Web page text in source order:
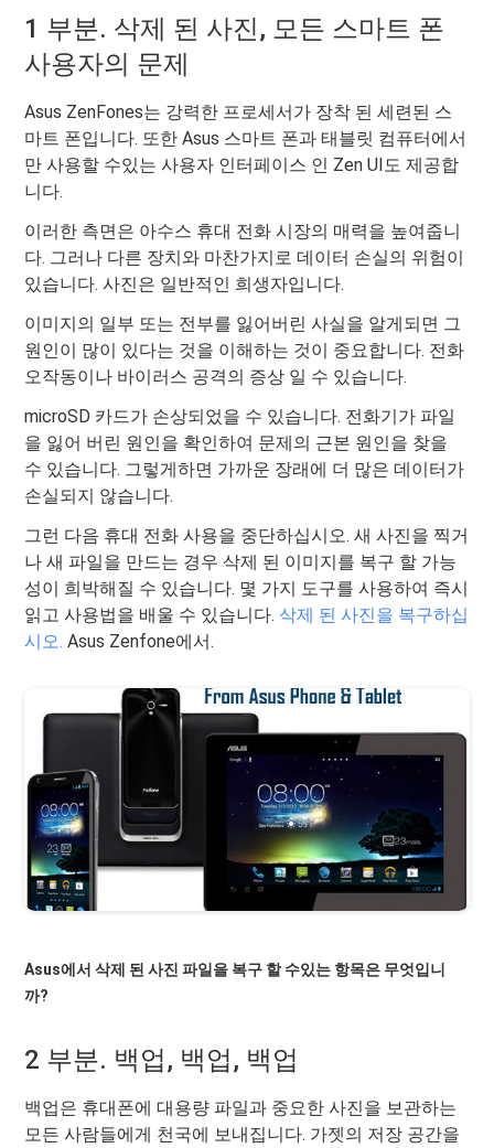
1 부분. 삭제 된 사진, 모든 스마트 폰
사용자의 문제
Asus ZenFones는 강력한 프로세서가 장착 된 세련된 스
마트 폰입니다. 또한 Asus 스마트 폰과 태블릿 컴퓨터에서
만 사용할 수있는 사용자 인터페이스 인 Zen UI도 제공합
니다.
이러한 측면은 아수스 휴대 전화 시장의 매력을 높여줍니
다. 그러나 다른 장치와 마찬가지로 데이터 손실의 위험이
있습니다. 사진은 일반적인 희생자입니다.
이미지의 일부 또는 전부를 잃어버린 사실을 알게되면 그
원인이 많이 있다는 것을 이해하는 것이 중요합니다. 전화
오작동이나 바이러스 공격의 증상 일 수 있습니다.
microSD 카드가 손상되었을 수 있습니다. 전화기가 파일
을 잃어 버린 원인을 확인하여 문제의 근본 원인을 찾을
수 있습니다. 그렇게하면 가까운 장래에 더 많은 데이터가
손실되지 않습니다.
그런 다음 휴대 전화 사용을 중단하십시오. 새 사진을 찍거
나 새 파일을 만드는 경우 삭제 된 이미지를 복구 할 가능
성이 희박해질 수 있습니다. 몇 가지 도구를 사용하여 즉시
읽고 사용법을 배울 수 있습니다. 삭제 된 사진을 복구하십
시오. Asus Zenfone에서.
Asus에서 삭제 된 사진 파일을 복구 할 수있는 항목은 무엇입니
까?
2 부분. 백업, 백업, 백업
백업은 휴대폰에 대용량 파일과 중요한 사진을 보관하는
모든 사람들에게 천국에 보내집니다. 가젯의 저장 공간을